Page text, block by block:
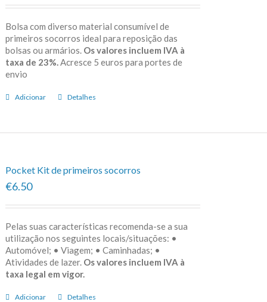
Bolsa com diverso material consumível de
primeiros socorros ideal para reposição das
bolsas ou armários. Os valores incluem IVA à
taxa de 23%. Acresce 5 euros para portes de
envio
Adicionar Detalhes
Pocket Kit de primeiros socorros
€6.50
Pelas suas características recomenda-se a sua
utilização nos seguintes locais/situações: •
Automóvel; • Viagem; • Caminhadas; •
Atividades de lazer. Os valores incluem IVA à
taxa legal em vigor.
Adicionar Detalhes